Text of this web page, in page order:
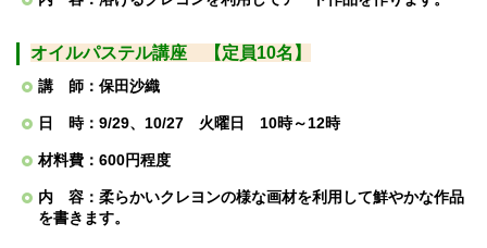
オイルパステル講座 【定員10名】
講 師：保田沙織
日 時：9/29、10/27 火曜日 10時～12時
材料費：600円程度
内 容：柔らかいクレヨンの様な画材を利用して鮮やかな作品
を書きます。